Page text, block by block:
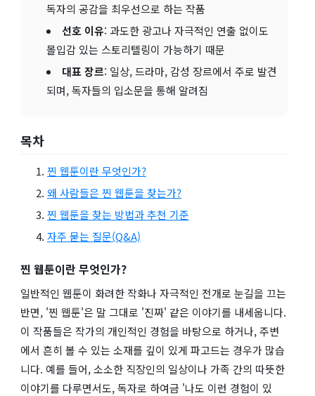
독자의 공감을 최우선으로 하는 작품
선호 이유: 과도한 광고나 자극적인 연출 없이도
몰입감 있는 스토리텔링이 가능하기 때문
대표 장르: 일상, 드라마, 감성 장르에서 주로 발견
되며, 독자들의 입소문을 통해 알려짐
목차
찐 웹툰이란 무엇인가?
왜 사람들은 찐 웹툰을 찾는가?
찐 웹툰을 찾는 방법과 추천 기준
자주 묻는 질문(Q&A)
찐 웹툰이란 무엇인가?
일반적인 웹툰이 화려한 작화나 자극적인 전개로 눈길을 끄는
반면, '찐 웹툰'은 말 그대로 '진짜' 같은 이야기를 내세웁니다.
이 작품들은 작가의 개인적인 경험을 바탕으로 하거나, 주변
에서 흔히 볼 수 있는 소재를 깊이 있게 파고드는 경우가 많습
니다. 예를 들어, 소소한 직장인의 일상이나 가족 간의 따뜻한
이야기를 다루면서도, 독자로 하여금 '나도 이런 경험이 있